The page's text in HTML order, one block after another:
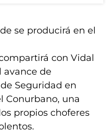
se producirá en el
con Vidal
avance de
Seguridad en
Conurbano, una
propios choferes